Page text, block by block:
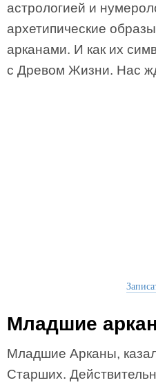
астрологией и
архетипические
арканами. И как их
с Древом Жизни. Нас
Младшие
Младшие Арканы,
Старших.